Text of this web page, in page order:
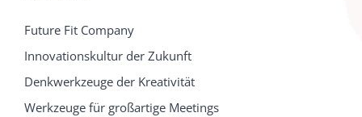
Future Fit Company
Innovationskultur der Zukunft
Denkwerkzeuge der Kreativität
Werkzeuge für großartige Meetings